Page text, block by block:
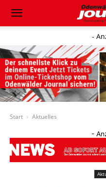
-
Start Aktuelles
-